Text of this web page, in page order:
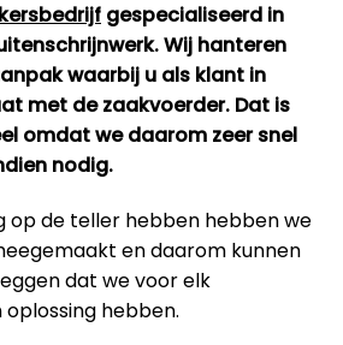
gespecialiseerd in
Wij hanteren
waarbij u als klant in
met de zaakvoerder. Dat is
omdat we daarom zeer snel
nodig.
op de teller hebben hebben we
en daarom kunnen
dat we voor elk
oplossing hebben.